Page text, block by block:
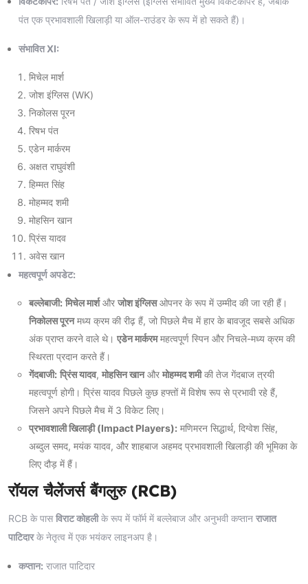
पंत एक प्रभावशाली खिलाड़ी या ऑल-राउंडर के रूप में हो सकते हैं)।
संभावित XI:
मिचेल मार्श
जोश इंग्लिस (WK)
निकोलस पूरन
रिषभ पंत
एडेन मार्करम
अक्षत राघुवंशी
हिम्मत सिंह
मोहम्मद शमी
मोहसिन खान
प्रिंस यादव
अवेस खान
महत्वपूर्ण अपडेट:
बल्लेबाजी: मिचेल मार्शऔर जोश इंग्लिसओपनर के रूप में उम्मीद की जा रही हैं।
निकोलस पूरनमध्य क्रम की रीढ़ हैं, जो पिछले मैच में हार के बावजूद सबसे अधिक
अंक प्राप्त करने वाले थे। एडेन मार्करममहत्वपूर्ण स्पिन और निचले-मध्य क्रम की
स्थिरता प्रदान करते हैं।
गेंदबाजी: प्रिंस यादव, मोहसिन खानऔर मोहम्मद शमीकी तेज गेंदबाज त्रयी
महत्वपूर्ण होगी। प्रिंस यादव पिछले कुछ हफ्तों में विशेष रूप से प्रभावी रहे हैं,
जिसने अपने पिछले मैच में 3 विकेट लिए।
प्रभावशाली खिलाड़ी (Impact Players): मणिमरन सिद्धार्थ, दिग्वेश सिंह,
अब्दुल समद, मयंक यादव, और शाहबाज अहमद प्रभावशाली खिलाड़ी की भूमिका के
लिए दौड़ में हैं।
रॉयल चैलेंजर्स बैंगलुरु (RCB)
RCB के पासविराट कोहलीके रूप में फॉर्म में बल्लेबाज और अनुभवी कप्तान राजात
पाटिदारके नेतृत्व में एक भयंकर लाइनअप है।
कप्तान: राजात पाटिदार